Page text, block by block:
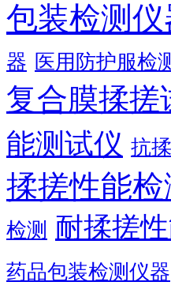
包装检测仪
器 医用防护服检
复合膜揉搓
能测试仪 抗
揉搓性能检
检测 耐揉搓
药品包装检测仪器